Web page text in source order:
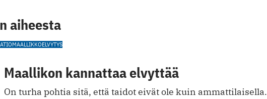
aiheesta
MAALLIKKOELVYTYS
Maallikon kannattaa elvyttää
On turha pohtia sitä, että taidot eivät ole kuin ammattilaisella.